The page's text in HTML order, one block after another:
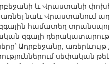
և Վրաստանի
նաև Վրաստանում
համատեղ
զգալի
Ադրբեջանը,
սեփական